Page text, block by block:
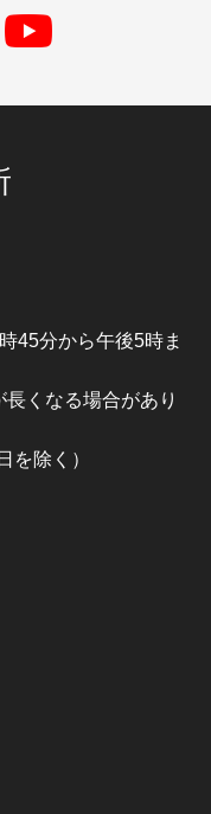
45分から午後5時ま
くなる場合があり
を除く）